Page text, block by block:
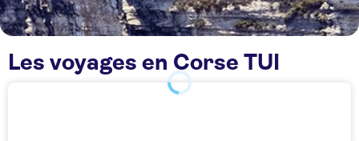
Les voyages en Corse TUI